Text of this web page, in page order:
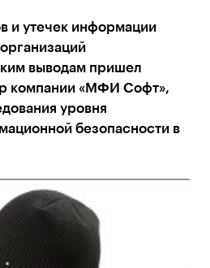
и утечек информации
выводам пришел
компании «МФИ Софт»,
уровня
безопасности в